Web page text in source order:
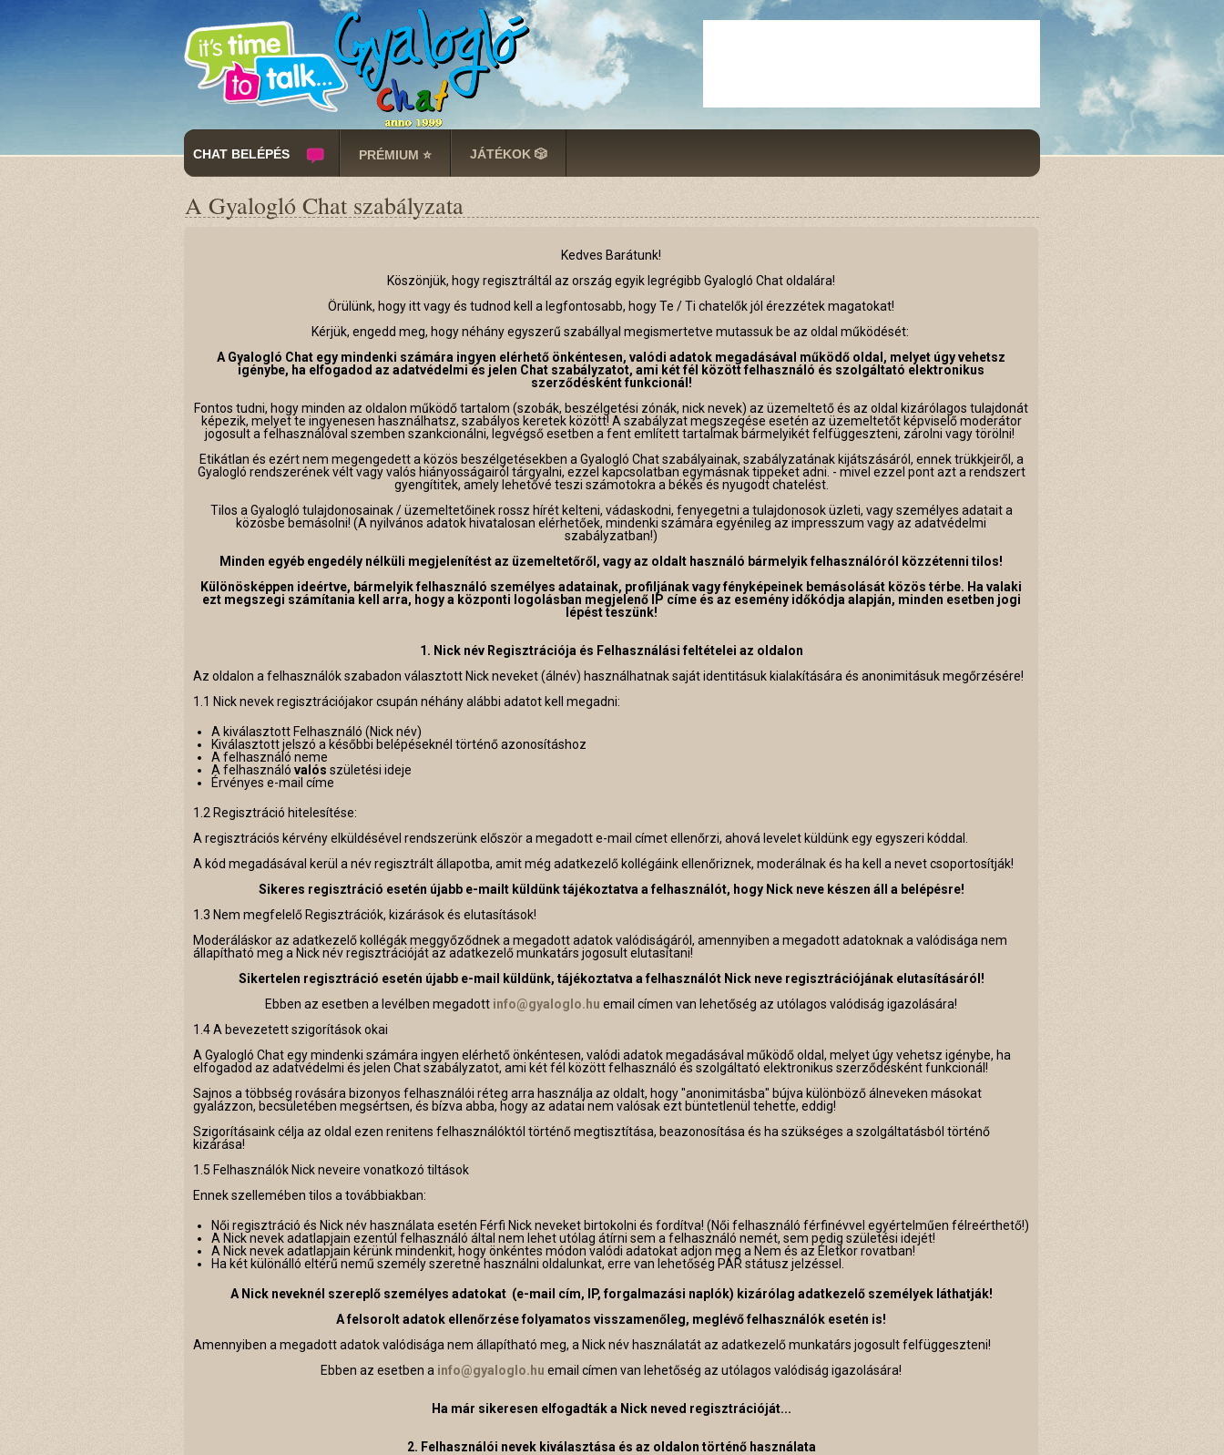
CHAT BELÉPÉS PRÉMIUM ⭐ JÁTÉKOK 🎲
A Gyalogló Chat szabályzata
Kedves Barátunk!
Köszönjük, hogy regisztráltál az ország egyik legrégibb Gyalogló Chat oldalára!
Örülünk, hogy itt vagy és tudnod kell a legfontosabb, hogy Te / Ti chatelők jól érezzétek magatokat!
Kérjük, engedd meg, hogy néhány egyszerű szabállyal megismertetve mutassuk be az oldal működését:
A Gyalogló Chat egy mindenki számára ingyen elérhető önkéntesen, valódi adatok megadásával működő oldal, melyet úgy vehetsz
igénybe, ha elfogadod az adatvédelmi és jelen Chat szabályzatot, ami két fél között felhasználó és szolgáltató elektronikus
szerződésként funkcionál!
Fontos tudni, hogy minden az oldalon működő tartalom (szobák, beszélgetési zónák, nick nevek) az üzemeltető és az oldal kizárólagos tulajdonát
képezik, melyet te ingyenesen használhatsz, szabályos keretek között! A szabályzat megszegése esetén az üzemeltetőt képviselő moderátor
jogosult a felhasználóval szemben szankcionálni, legvégső esetben a fent említett tartalmak bármelyikét felfüggeszteni, zárolni vagy törölni!
Etikátlan és ezért nem megengedett a közös beszélgetésekben a Gyalogló Chat szabályainak, szabályzatának kijátszásáról, ennek trükkjeiről, a
Gyalogló rendszerének vélt vagy valós hiányosságairól tárgyalni, ezzel kapcsolatban egymásnak tippeket adni. - mivel ezzel pont azt a rendszert
gyengítitek, amely lehetővé teszi számotokra a békés és nyugodt chatelést.
Tilos a Gyalogló tulajdonosainak / üzemeltetőinek rossz hírét kelteni, vádaskodni, fenyegetni a tulajdonosok üzleti, vagy személyes adatait a
közösbe bemásolni! (A nyilvános adatok hivatalosan elérhetőek, mindenki számára egyénileg az impresszum vagy az adatvédelmi
szabályzatban!)
Minden egyéb engedély nélküli megjelenítést az üzemeltetőről, vagy az oldalt használó bármelyik felhasználóról közzétenni tilos!
Különösképpen ideértve, bármelyik felhasználó személyes adatainak, profiljának vagy fényképeinek bemásolását közös térbe. Ha valaki
ezt megszegi számítania kell arra, hogy a központi logolásban megjelenő IP címe és az esemény időkódja alapján, minden esetben jogi
lépést teszünk!
1. Nick név Regisztrációja és Felhasználási feltételei az oldalon
Az oldalon a felhasználók szabadon választott Nick neveket (álnév) használhatnak saját identitásuk kialakítására és anonimitásuk megőrzésére!
1.1 Nick nevek regisztrációjakor csupán néhány alábbi adatot kell megadni:
A kiválasztott Felhasználó (Nick név)
Kiválasztott jelszó a későbbi belépéseknél történő azonosításhoz
A felhasználó neme
A felhasználó valós születési ideje
Érvényes e-mail címe
1.2 Regisztráció hitelesítése:
A regisztrációs kérvény elküldésével rendszerünk először a megadott e-mail címet ellenőrzi, ahová levelet küldünk egy egyszeri kóddal.
A kód megadásával kerül a név regisztrált állapotba, amit még adatkezelő kollégáink ellenőriznek, moderálnak és ha kell a nevet csoportosítják!
Sikeres regisztráció esetén újabb e-mailt küldünk tájékoztatva a felhasználót, hogy Nick neve készen áll a belépésre!
1.3 Nem megfelelő Regisztrációk, kizárások és elutasítások!
Moderáláskor az adatkezelő kollégák meggyőződnek a megadott adatok valódiságáról, amennyiben a megadott adatoknak a valódisága nem
állapítható meg a Nick név regisztrációját az adatkezelő munkatárs jogosult elutasítani!
Sikertelen regisztráció esetén újabb e-mail küldünk, tájékoztatva a felhasználót Nick neve regisztrációjának elutasításáról!
Ebben az esetben a levélben megadott info@gyaloglo.hu email címen van lehetőség az utólagos valódiság igazolására!
1.4 A bevezetett szigorítások okai
A Gyalogló Chat egy mindenki számára ingyen elérhető önkéntesen, valódi adatok megadásával működő oldal, melyet úgy vehetsz igénybe, ha
elfogadod az adatvédelmi és jelen Chat szabályzatot, ami két fél között felhasználó és szolgáltató elektronikus szerződésként funkcionál!
Sajnos a többség rovására bizonyos felhasználói réteg arra használja az oldalt, hogy "anonimitásba" bújva különböző álneveken másokat
gyalázzon, becsületében megsértsen, és bízva abba, hogy az adatai nem valósak ezt büntetlenül tehette, eddig!
Szigorításaink célja az oldal ezen renitens felhasználóktól történő megtisztítása, beazonosítása és ha szükséges a szolgáltatásból történő
kizárása!
1.5 Felhasználók Nick neveire vonatkozó tiltások
Ennek szellemében tilos a továbbiakban:
Női regisztráció és Nick név használata esetén Férfi Nick neveket birtokolni és fordítva! (Női felhasználó férfinévvel egyértelműen félreérthető!)
A Nick nevek adatlapjain ezentúl felhasználó által nem lehet utólag átírni sem a felhasználó nemét, sem pedig születési idejét!
A Nick nevek adatlapjain kérünk mindenkit, hogy önkéntes módon valódi adatokat adjon meg a Nem és az Életkor rovatban!
Ha két különálló eltérű nemű személy szeretné használni oldalunkat, erre van lehetőség PÁR státusz jelzéssel.
A Nick neveknél szereplő személyes adatokat (e-mail cím, IP, forgalmazási naplók) kizárólag adatkezelő személyek láthatják!
A felsorolt adatok ellenőrzése folyamatos visszamenőleg, meglévő felhasználók esetén is!
Amennyiben a megadott adatok valódisága nem állapítható meg, a Nick név használatát az adatkezelő munkatárs jogosult felfüggeszteni!
Ebben az esetben a info@gyaloglo.hu email címen van lehetőség az utólagos valódiság igazolására!
Ha már sikeresen elfogadták a Nick neved regisztrációját...
2. Felhasználói nevek kiválasztása és az oldalon történő használata